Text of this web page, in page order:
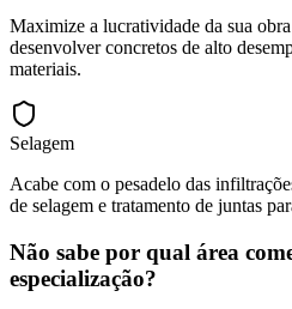
Maximize a lucratividade da sua
desenvolver concretos de alto
materiais.
Selagem
Acabe com o pesadelo das
de selagem e tratamento de juntas
Não sabe por qual área
especialização?